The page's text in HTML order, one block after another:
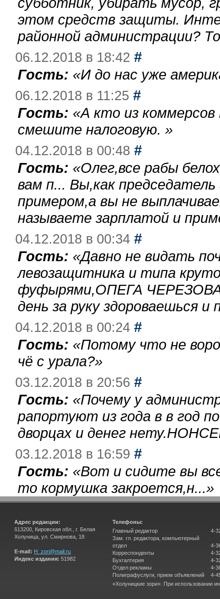
этом средств защиты.
районной администрации?
06.12.2018 в 18:42 #
Гость: «И до нас уже
06.12.2018 в 11:25 #
Гость: «А кто из
смешите налоговую. »
04.12.2018 в 00:48 #
Гость: «Олег,все рабы
вам п... Вы,как
примером,а вы не
называете зарплатой и
04.12.2018 в 00:34 #
Гость: «Давно не видать
левозащитника и типа
фуфырями,ОПЕГА
день за руку здороваешься
04.12.2018 в 00:24 #
Гость: «Потому что не
чё с урала?»
03.12.2018 в 20:56 #
Гость: «Почему у
рапортуют из года в в год
дворцах и денег
03.12.2018 в 16:59 #
Гость: «Вот и сидите вы
то кормушка закроется,н...»
Адрес редакции:
613200, Кировская обл., г. Белая
Холуница, ул. Смирнова, 18
E-mail: H_zori@mail.ru
Индекс издания: 51982
Телефоны:
Главный редактор
Зам. гл. редактора, компьютерный
отдел
Корреспонденты
Бухгалтерия
Отдел рекламы
Полиграфуслуги, прием объявлений
4-
4-
4-
4-
4-
4-
«Холуницкие зори». При использовании